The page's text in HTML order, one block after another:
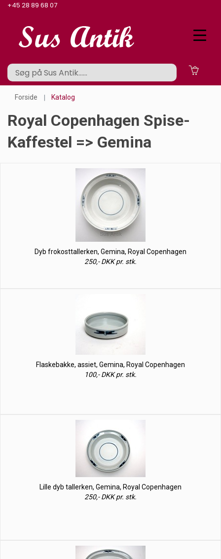
+45 28 89 68 07
Forside Katalog
Royal Copenhagen Spise-
Kaffestel => Gemina
Dyb frokosttallerken, Gemina, Royal Copenhagen
250,- DKK pr. stk.
Flaskebakke, assiet, Gemina, Royal Copenhagen
100,- DKK pr. stk.
Lille dyb tallerken, Gemina, Royal Copenhagen
250,- DKK pr. stk.